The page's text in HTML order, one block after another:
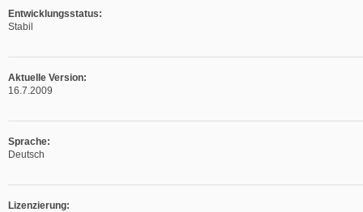
Entwicklungsstatus:
Stabil
Aktuelle Version:
16.7.2009
Sprache:
Deutsch
Lizenzierung: